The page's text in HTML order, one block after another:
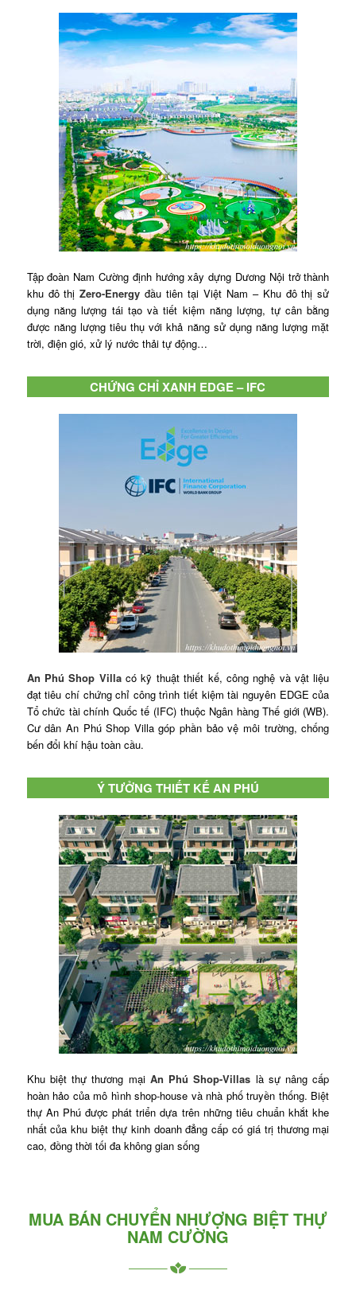
Tập đoàn Nam Cường định hướng xây dựng Dương Nội trở thành
khu đô thịZero-Energy đầu tiên tại Việt Nam – Khu đô thị sử
dụng năng lượng tái tạo và tiết kiệm năng lượng, tự cân bằng
được năng lượng tiêu thụ với khả năng sử dụng năng lượng mặt
trời, điện gió, xử lý nước thải tự động…
CHỨNG CHỈ XANH EDGE – IFC
An Phú Shop Villa có kỹ thuật thiết kế, công nghệ và vật liệu
đạt tiêu chí chứng chỉ công trình tiết kiệm tài nguyên EDGE của
Tổ chức tài chính Quốc tế (IFC) thuộc Ngân hàng Thế giới (WB).
Cư dân An Phú Shop Villa góp phần bảo vệ môi trường, chống
bến đổi khí hậu toàn cầu.
Ý TƯỞNG THIẾT KẾ AN PHÚ
Khu biệt thự thương mại An Phú Shop-Villas là sự nâng cấp
hoàn hảo của mô hình shop-house và nhà phố truyền thống. Biệt
thự An Phú được phát triển dựa trên những tiêu chuẩn khắt khe
nhất của khu biệt thự kinh doanh đẳng cấp có giá trị thương mại
cao, đồng thời tối đa không gian sống
MUA BÁN CHUYỂN NHƯỢNG BIỆT THỰ
NAM CƯỜNG